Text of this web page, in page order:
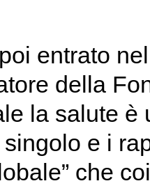
entrato
della
la salute è
singolo e i
che